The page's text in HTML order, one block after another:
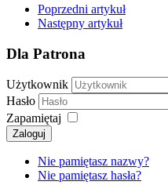
Poprzedni artykuł
Następny artykuł
Dla Patrona
Użytkownik
Hasło
Zapamiętaj
Zaloguj
Nie pamiętasz nazwy?
Nie pamiętasz hasła?